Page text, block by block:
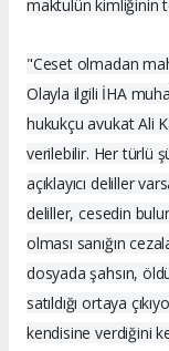
maktulün kimliğinin
"Ceset olmadan
Olayla ilgili İHA
hukukçu avukat Ali
verilebilir. Her türlü
açıklayıcı deliller
deliller, cesedin
olması sanığın
dosyada şahsın,
satıldığı ortaya
kendisine verdiğini